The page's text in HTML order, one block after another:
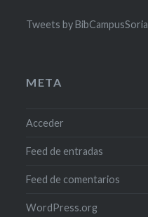
Tweets by BibCampusSoria
META
Acceder
Feed de entradas
Feed de comentarios
WordPress.org